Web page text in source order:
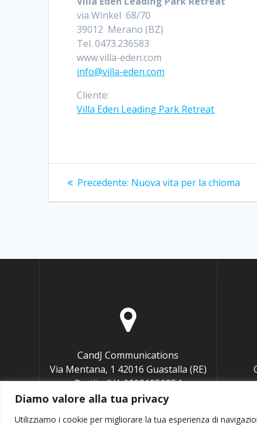
Diamo valore alla tua privacy
Utilizziamo i cookie per migliorare la tua esperienza di
via Winkel 68/70
39012 Merano (BZ)
Tel. 0473.236583
www.villa-eden.com
info@villa-eden.com
Cliente:
Villa Eden Leading Park Retreat
Navigazione
articoli
Precedente: Articolo
Nuova vita per la chioma
CandJ Communications
Via Mentana, 1 42016 Guastalla (RE)
Partita IVA 02931850354
Codice fiscale BNGCCL76P65G337U